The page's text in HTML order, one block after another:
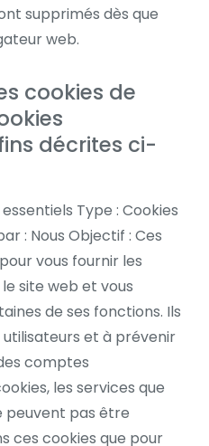
supprimés dès que
web.
cookies de
décrites ci-
Type : Cookies
: Nous Objectif : Ces
vous fournir les
site web et vous
de ses fonctions. Ils
et à prévenir
comptes
les services que
peuvent pas être
ces cookies que pour